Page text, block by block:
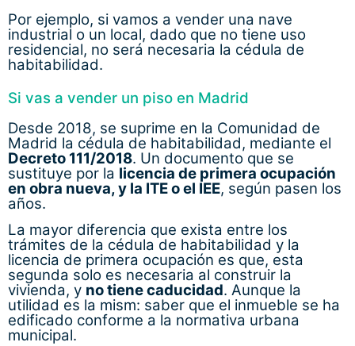
Por ejemplo, si vamos a vender una nave
industrial o un local, dado que no tiene uso
residencial, no será necesaria la cédula de
habitabilidad.
Si vas a vender un piso en Madrid
Desde 2018, se suprime en la Comunidad de
Madrid la cédula de habitabilidad, mediante el
Decreto 111/2018. Un documento que se
sustituye por la licencia de primera ocupación
en obra nueva, y la ITE o el IEE, según pasen los
años.
La mayor diferencia que exista entre los
trámites de la cédula de habitabilidad y la
licencia de primera ocupación es que, esta
segunda solo es necesaria al construir la
vivienda, y no tiene caducidad. Aunque la
utilidad es la mism: saber que el inmueble se ha
edificado conforme a la normativa urbana
municipal.